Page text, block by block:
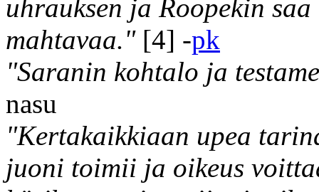
uhrauksen ja Roopekin
mahtavaa."[4] -pk
"Saranin kohtalo ja
nasu
"Kertakaikkiaan upea
juoni toimii ja oikeus